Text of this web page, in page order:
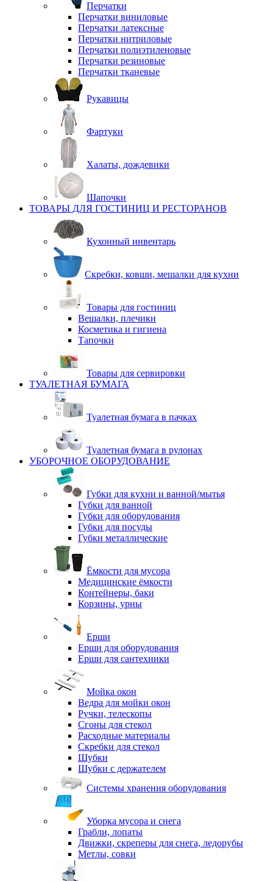
Перчатки
Перчатки виниловые
Перчатки латексные
Перчатки нитриловые
Перчатки полиэтиленовые
Перчатки резиновые
Перчатки тканевые
Рукавицы
Фартуки
Халаты, дождевики
Шапочки
ТОВАРЫ ДЛЯ ГОСТИНИЦ И РЕСТОРАНОВ
Кухонный инвентарь
Скребки, ковши, мешалки для кухни
Товары для гостиниц
Вешалки, плечики
Косметика и гигиена
Тапочки
Товары для сервировки
ТУАЛЕТНАЯ БУМАГА
Туалетная бумага в пачках
Туалетная бумага в рулонах
УБОРОЧНОЕ ОБОРУДОВАНИЕ
Губки для кухни и ванной/мытья
Губки для ванной
Губки для оборудования
Губки для посуды
Губки металлические
Ёмкости для мусора
Медицинские ёмкости
Контейнеры, баки
Корзины, урны
Ерши
Ерши для оборудования
Ерши для сантехники
Мойка окон
Ведра для мойки окон
Ручки, телескопы
Сгоны для стекол
Расходные материалы
Скребки для стекол
Шубки
Шубки с держателем
Системы хранения оборудования
Уборка мусора и снега
Грабли, лопаты
Движки, скреперы для снега, ледорубы
Метлы, совки